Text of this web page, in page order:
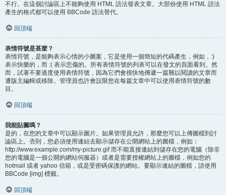
不行。在這個討論區上不能夠使用 HTML 語法發表文章。大部份使用 HTML 語法
產生的格式都可以使用 BBCode 語法替代。
回頂端
表情符號是甚麼？
表情符號，是能夠表示心情的小圖案，它是使用一個簡短的代碼產生，例如，:)
表示快樂的，而 :( 表示悲傷的。所有表情符號的列表可以在發文的頁面看到。然
而，試著不要過度使用表情符號，因為它們會很快地傳遞一篇難以閱讀的文章而
遭版主編輯或移除。管理員也許會設限您在每篇文章中可以使用表情符號的數
目。
回頂端
我能貼圖嗎？
是的，在您的文章中可以顯示圖片。如果管理員允許，那麼您可以上傳圖檔到討
論區上。否則，您必須使用連結去顯示儲存在公開網站上的圖檔，例如：
http://www.example.com/my-picture.gif 而不能直接連結到儲存在您的電腦（除非
您的電腦是一個公開的網站伺服器）或者是需要授權網站上的圖檔，例如您的
hotmail 或者 yahoo 信箱，或是受密碼保護的網站。要顯示連結的圖檔，請使用
BBCode [img] 標籤。
回頂端